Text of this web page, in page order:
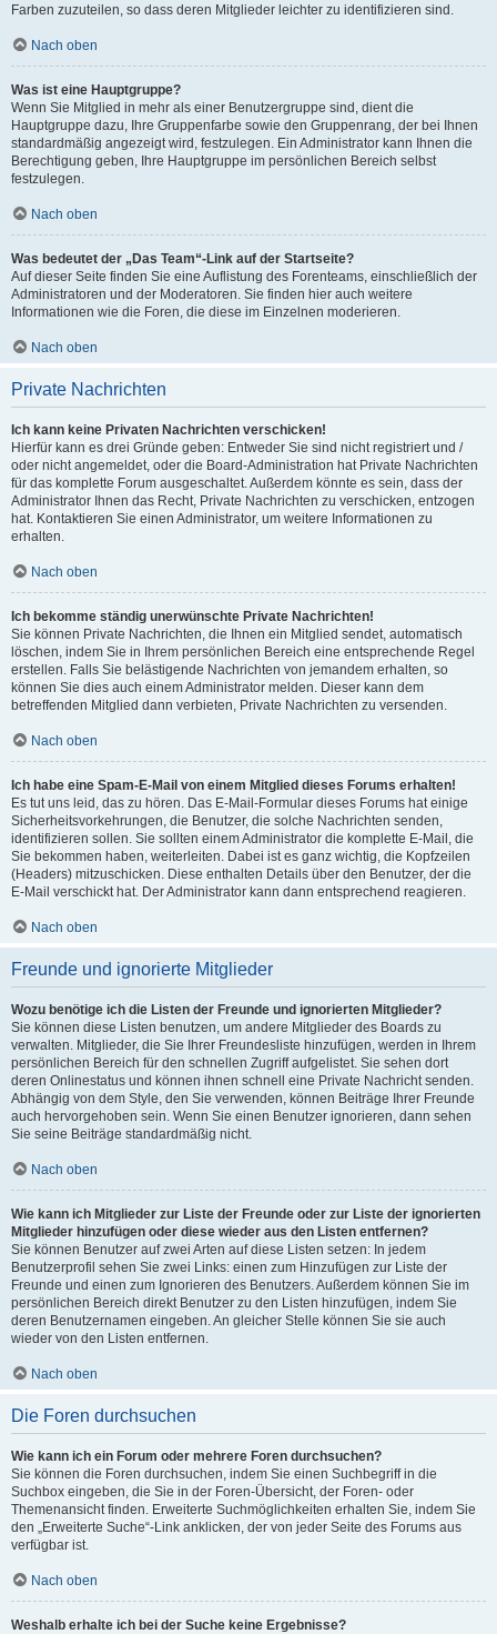
Farben zuzuteilen, so dass deren Mitglieder leichter zu identifizieren sind.
Nach oben
Was ist eine Hauptgruppe?
Wenn Sie Mitglied in mehr als einer Benutzergruppe sind, dient die
Hauptgruppe dazu, Ihre Gruppenfarbe sowie den Gruppenrang, der bei Ihnen
standardmäßig angezeigt wird, festzulegen. Ein Administrator kann Ihnen die
Berechtigung geben, Ihre Hauptgruppe im persönlichen Bereich selbst
festzulegen.
Nach oben
Was bedeutet der „Das Team“-Link auf der Startseite?
Auf dieser Seite finden Sie eine Auflistung des Forenteams, einschließlich der
Administratoren und der Moderatoren. Sie finden hier auch weitere
Informationen wie die Foren, die diese im Einzelnen moderieren.
Nach oben
Private Nachrichten
Ich kann keine Privaten Nachrichten verschicken!
Hierfür kann es drei Gründe geben: Entweder Sie sind nicht registriert und /
oder nicht angemeldet, oder die Board-Administration hat Private Nachrichten
für das komplette Forum ausgeschaltet. Außerdem könnte es sein, dass der
Administrator Ihnen das Recht, Private Nachrichten zu verschicken, entzogen
hat. Kontaktieren Sie einen Administrator, um weitere Informationen zu
erhalten.
Nach oben
Ich bekomme ständig unerwünschte Private Nachrichten!
Sie können Private Nachrichten, die Ihnen ein Mitglied sendet, automatisch
löschen, indem Sie in Ihrem persönlichen Bereich eine entsprechende Regel
erstellen. Falls Sie belästigende Nachrichten von jemandem erhalten, so
können Sie dies auch einem Administrator melden. Dieser kann dem
betreffenden Mitglied dann verbieten, Private Nachrichten zu versenden.
Nach oben
Ich habe eine Spam-E-Mail von einem Mitglied dieses Forums erhalten!
Es tut uns leid, das zu hören. Das E-Mail-Formular dieses Forums hat einige
Sicherheitsvorkehrungen, die Benutzer, die solche Nachrichten senden,
identifizieren sollen. Sie sollten einem Administrator die komplette E-Mail, die
Sie bekommen haben, weiterleiten. Dabei ist es ganz wichtig, die Kopfzeilen
(Headers) mitzuschicken. Diese enthalten Details über den Benutzer, der die
E-Mail verschickt hat. Der Administrator kann dann entsprechend reagieren.
Nach oben
Freunde und ignorierte Mitglieder
Wozu benötige ich die Listen der Freunde und ignorierten Mitglieder?
Sie können diese Listen benutzen, um andere Mitglieder des Boards zu
verwalten. Mitglieder, die Sie Ihrer Freundesliste hinzufügen, werden in Ihrem
persönlichen Bereich für den schnellen Zugriff aufgelistet. Sie sehen dort
deren Onlinestatus und können ihnen schnell eine Private Nachricht senden.
Abhängig von dem Style, den Sie verwenden, können Beiträge Ihrer Freunde
auch hervorgehoben sein. Wenn Sie einen Benutzer ignorieren, dann sehen
Sie seine Beiträge standardmäßig nicht.
Nach oben
Wie kann ich Mitglieder zur Liste der Freunde oder zur Liste der ignorierten
Mitglieder hinzufügen oder diese wieder aus den Listen entfernen?
Sie können Benutzer auf zwei Arten auf diese Listen setzen: In jedem
Benutzerprofil sehen Sie zwei Links: einen zum Hinzufügen zur Liste der
Freunde und einen zum Ignorieren des Benutzers. Außerdem können Sie im
persönlichen Bereich direkt Benutzer zu den Listen hinzufügen, indem Sie
deren Benutzernamen eingeben. An gleicher Stelle können Sie sie auch
wieder von den Listen entfernen.
Nach oben
Die Foren durchsuchen
Wie kann ich ein Forum oder mehrere Foren durchsuchen?
Sie können die Foren durchsuchen, indem Sie einen Suchbegriff in die
Suchbox eingeben, die Sie in der Foren-Übersicht, der Foren- oder
Themenansicht finden. Erweiterte Suchmöglichkeiten erhalten Sie, indem Sie
den „Erweiterte Suche“-Link anklicken, der von jeder Seite des Forums aus
verfügbar ist.
Nach oben
Weshalb erhalte ich bei der Suche keine Ergebnisse?